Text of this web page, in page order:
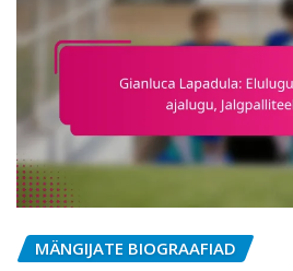
MÄNGIJATE BIOGRAAFIAD